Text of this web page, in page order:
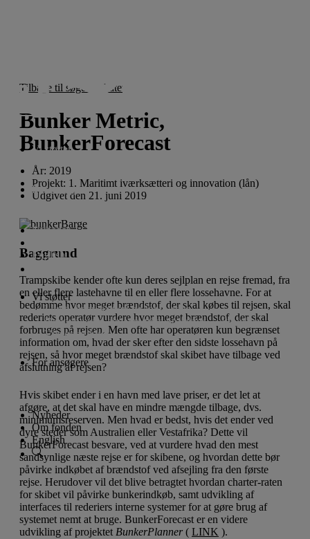
Vi støtter
For ansøgere
Nyheder
English
Vi støtter
Lån til iværksætteri og innovation
Donationer til almennyttige projekter
Projekter
Vi støtter ikke
For ansøgere
Ansøgningsfrister
Nyheder
Om fonden
English
Tilbage til søgeresultatet
Bunker Metric,
BunkerForecast
År: 2019
Projekt: 1. Maritimt iværksætteri og innovation (lån)
Udgivet den 21. juni 2019
Baggrund
Trampskibe kender ofte kun deres sejlplan en rejse fremad, fra
en eller flere lastehavne til en eller flere lossehavne. For at
bedømme hvor meget brændstof, der skal købes til rejsen, skal
rederiets operatør vurdere hvor meget brændstof, der skal
forbruges på rejsen. Men ofte har operatøren kun begrænset
information om, hvad der sker efter den sidste lossehavn på
rejsen, så hvor meget brændstof skal skibet have tilbage ved
afslutning af rejsen?
Hvis skibet ender i en havn med lave priser, er det let at
afgøre, at det skal have en mindre mængde tilbage, dvs.
minimumsreserven. Men hvad er bedst, hvis det ender ved
dyre steder som Australien eller Vestafrika? Dette vil
BunkerForecast besvare, ved at vurdere hvad den mest
sandsynlige næste rejse er for skibene, og hvordan dette bør
påvirke indkøbet af brændstof ved afsejling fra den første
rejse. Herudover vil det blive betragtet hvordan charter-raten
for skibet vil påvirke bunkerindkøb, samt udvikling af
interfaces til rederiers interne systemer for at gøre brug af
systemet nemt at bruge. BunkerForecast er en videre
udvikling af projektet BunkerPlanner( LINK ).